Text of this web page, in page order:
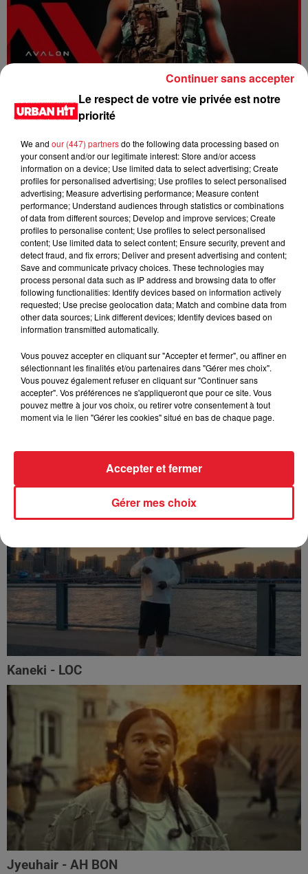
FOLA & Victony - golibe
Franglish & Keblack - Génération Impolie
Kaneki - LOC
Jyeuhair - AH BON
Le respect de votre vie privée est notre
priorité
We and our (447) partnersdo the following data processing based on
your consent and/or our legitimate interest: Store and/or access
information on a device; Use limited data to select advertising; Create
profiles for personalised advertising; Use profiles to select personalised
advertising; Measure advertising performance; Measure content
performance; Understand audiences through statistics or combinations
of data from different sources; Develop and improve services; Create
profiles to personalise content; Use profiles to select personalised
content; Use limited data to select content; Ensure security, prevent and
detect fraud, and fix errors; Deliver and present advertising and content;
Save and communicate privacy choices. These technologies may
process personal data such as IP address and browsing data to offer
following functionalities: Identify devices based on information actively
requested; Use precise geolocation data; Match and combine data from
other data sources; Link different devices; Identify devices based on
information transmitted automatically.
Vous pouvez accepter en cliquant sur "Accepter et fermer", ou affiner en
sélectionnant les finalités et/ou partenaires dans "Gérer mes choix".
Vous pouvez également refuser en cliquant sur "Continuer sans
accepter". Vos préférences ne s'appliqueront que pour ce site. Vous
pouvez mettre à jour vos choix, ou retirer votre consentement à tout
moment via le lien "Gérer les cookies" situé en bas de chaque page.
Gérer mes choix
Accepter et fermer
Continuer sans accepter